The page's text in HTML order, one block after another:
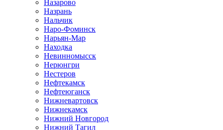
Назарово
Назрань
Нальчик
Наро-Фоминск
Нарьян-Мар
Находка
Невинномысск
Нерюнгри
Нестеров
Нефтекамск
Нефтеюганск
Нижневартовск
Нижнекамск
Нижний Новгород
Нижний Тагил